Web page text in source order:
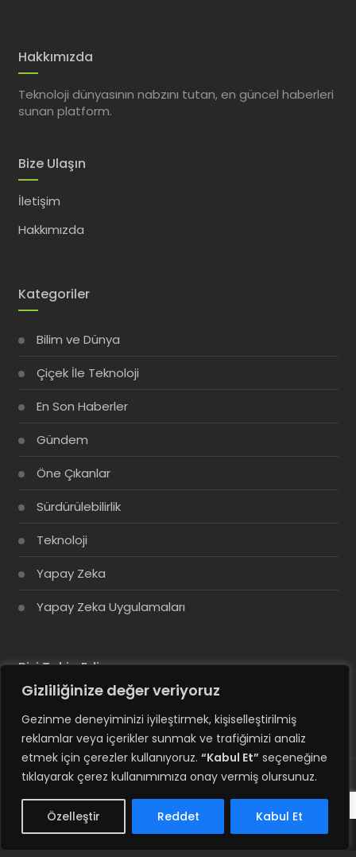
Gizliliğinize değer veriyoruz
Gezinme deneyiminizi iyileştirmek, kişiselleştirilmiş
reklamlar veya içerikler sunmak ve trafiğimizi analiz
etmek için çerezler kullanıyoruz. “Kabul Et” seçeneğine
tıklayarak çerez kullanımımıza onay vermiş olursunuz.
Özelleştir Reddet Kabul Et
Hakkımızda
Teknoloji dünyasının nabzını tutan, en güncel haberleri
sunan platform.
Bize Ulaşın
İletişim
Hakkımızda
Kategoriler
Bilim ve Dünya
Çiçek İle Teknoloji
En Son Haberler
Gündem
Öne Çıkanlar
Sürdürülebilirlik
Teknoloji
Yapay Zeka
Yapay Zeka Uygulamaları
Bizi Takip Edin